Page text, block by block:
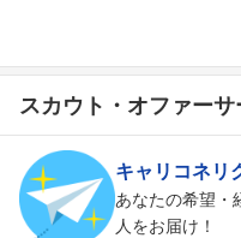
スカウト・オファーサ
キャリコネリ
あなたの希望・
人をお届け！